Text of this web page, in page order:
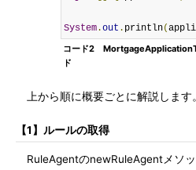
System.out . println(
コード2
ド
上から順に概要ごとに解説します。
【1】ルールの取得
RuleAgentのnewRuleAgentメソ